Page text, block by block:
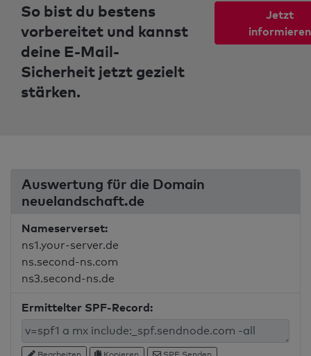
So bist du bestens
vorbereitet und kannst
deine E-Mail-
Sicherheit jetzt gezielt
stärken.
Jetzt
informieren
Auswertung für die Domain
neuelandschaft.de
Nameserverset:
ns1.your-server.de
ns.second-ns.com
ns3.second-ns.de
Ermittelter SPF-Record: